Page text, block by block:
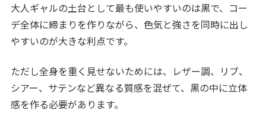
大人ギャルの土台として最も使いやすいのは黒で、コー
デ全体に締まりを作りながら、色気と強さを同時に出し
やすいのが大きな利点です。
ただし全身を重く見せないためには、レザー調、リブ、
シアー、サテンなど異なる質感を混ぜて、黒の中に立体
感を作る必要があります。